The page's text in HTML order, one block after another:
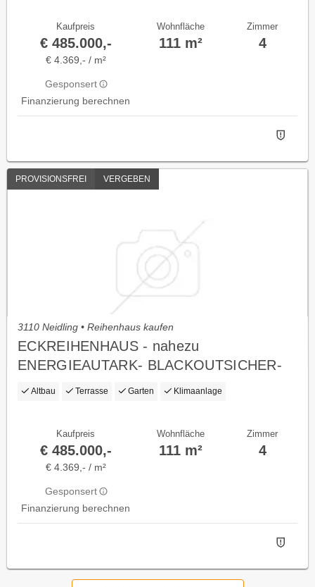
Kaufpreis
€ 485.000,-
€ 4.369,- / m²
Gesponsert
Finanzierung berechnen
Wohnfläche
111 m²
Zimmer
4
PROVISIONSFREI VERGEBEN
3110 Neidling • Reihenhaus kaufen
ECKREIHENHAUS - nahezu
ENERGIEAUTARK- BLACKOUTSICHER-
PROVISIONSFREI - DACHBODEN
Altbau Terrasse Garten Klimaanlage
Kaufpreis
€ 485.000,-
€ 4.369,- / m²
Gesponsert
Finanzierung berechnen
Wohnfläche
111 m²
Zimmer
4